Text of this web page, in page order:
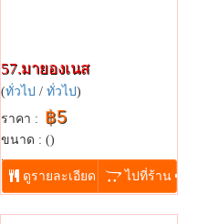
57.มายองเนส
(ทั่วไป / ทั่วไป)
ราคา : ฿5
ขนาด : ()
...
ดูรายละเอียด ไปที่ร้าน